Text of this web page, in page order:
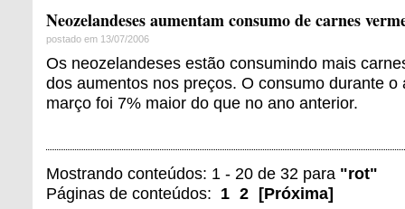
Neozelandeses aumentam consumo de carnes
postado em 13/07/2006
Os neozelandeses estão consumindo mais
dos aumentos nos preços. O consumo durante o
março foi 7% maior do que no ano anterior.
Mostrando conteúdos: 1 - 20 de 32 para "rot"
Páginas de conteúdos: 1 2 [Próxima]